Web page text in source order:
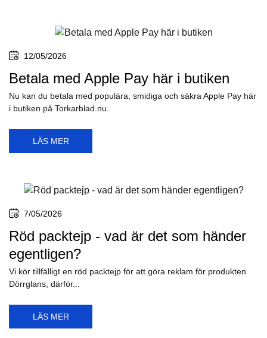
12/05/2026
Betala med Apple Pay här i butiken
Nu kan du betala med populära, smidiga och säkra Apple Pay här
i butiken på Torkarblad.nu.
LÄS MER
7/05/2026
Röd packtejp - vad är det som händer
egentligen?
Vi kör tillfälligt en röd packtejp för att göra reklam för produkten
Dörrglans, därför...
LÄS MER